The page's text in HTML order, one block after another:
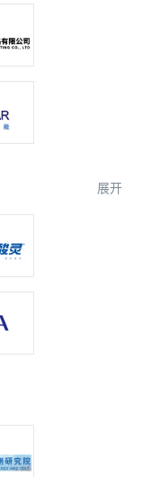
展开